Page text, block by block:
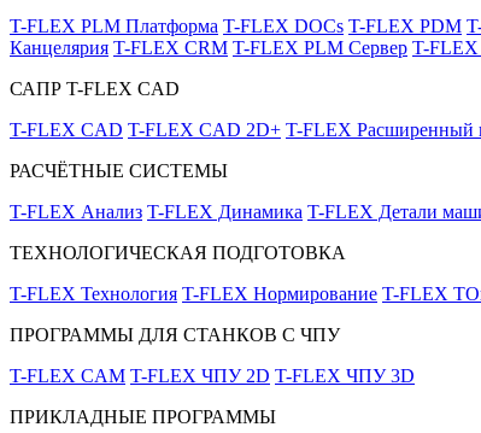
T-FLEX PLM Платформа T-FLEX DOCs T-FLEX PDM
Канцелярия T-FLEX CRM T-FLEX PLM Сервер T-FLEX
САПР T-FLEX CAD
T-FLEX CAD T-FLEX CAD 2D+ T-FLEX Расширенный
РАСЧЁТНЫЕ СИСТЕМЫ
T-FLEX Анализ T-FLEX Динамика T-FLEX Детали
ТЕХНОЛОГИЧЕСКАЯ ПОДГОТОВКА
T-FLEX Технология T-FLEX Нормирование T-FLEX
ПРОГРАММЫ ДЛЯ СТАНКОВ С ЧПУ
T-FLEX CAM T-FLEX ЧПУ 2D T-FLEX ЧПУ 3D
ПРИКЛАДНЫЕ ПРОГРАММЫ